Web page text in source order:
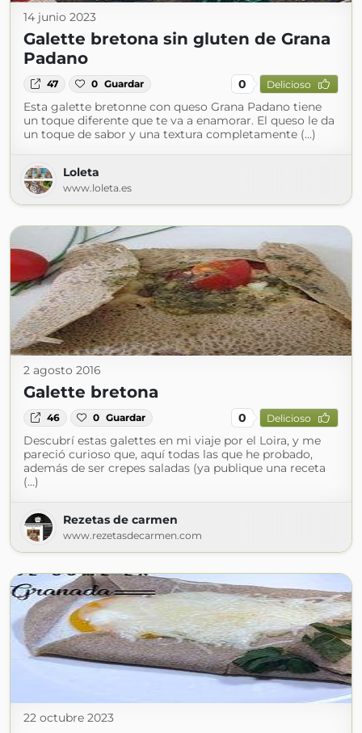
14 junio 2023
Galette bretona sin gluten de Grana
Padano
47 0 Guardar 0 Delicioso
Esta galette bretonne con queso Grana Padano tiene
un toque diferente que te va a enamorar. El queso le da
un toque de sabor y una textura completamente (...)
Loleta
www.loleta.es
2 agosto 2016
Galette bretona
46 0 Guardar 0 Delicioso
Descubrí estas galettes en mi viaje por el Loira, y me
pareció curioso que, aquí todas las que he probado,
además de ser crepes saladas (ya publique una receta
(...)
Rezetas de carmen
www.rezetasdecarmen.com
22 octubre 2023